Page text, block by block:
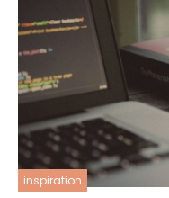
inspiration